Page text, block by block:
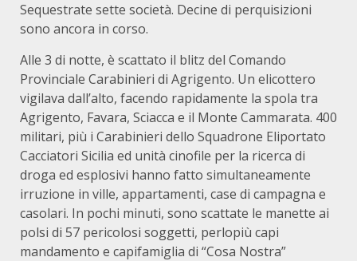
Sequestrate sette società. Decine di perquisizioni
sono ancora in corso.
Alle 3 di notte, è scattato il blitz del Comando
Provinciale Carabinieri di Agrigento. Un elicottero
vigilava dall’alto, facendo rapidamente la spola tra
Agrigento, Favara, Sciacca e il Monte Cammarata. 400
militari, più i Carabinieri dello Squadrone Eliportato
Cacciatori Sicilia ed unità cinofile per la ricerca di
droga ed esplosivi hanno fatto simultaneamente
irruzione in ville, appartamenti, case di campagna e
casolari. In pochi minuti, sono scattate le manette ai
polsi di 57 pericolosi soggetti, perlopiù capi
mandamento e capifamiglia di “Cosa Nostra”